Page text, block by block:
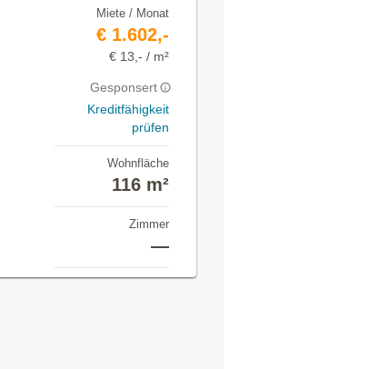
Miete / Monat
€ 1.602,-
€ 13,- / m²
Gesponsert
Kreditfähigkeit
prüfen
Wohnfläche
116 m²
Zimmer
—